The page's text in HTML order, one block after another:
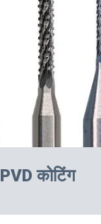
PVD कोटिंग